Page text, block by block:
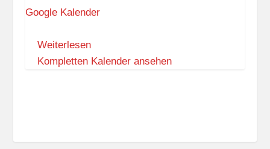
i
i
e
t
Google Kalender
Weiterlesen
Kompletten Kalender ansehen